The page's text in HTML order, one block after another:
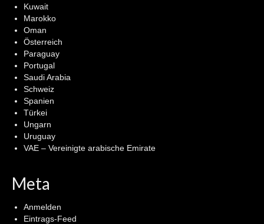
Kuwait
Marokko
Oman
Österreich
Paraguay
Portugal
Saudi Arabia
Schweiz
Spanien
Türkei
Ungarn
Uruguay
VAE – Vereinigte arabische Emirate
Meta
Anmelden
Eintrags-Feed